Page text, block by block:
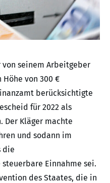
von seinem Arbeitgeber
von 300 €
berücksichtigte
für 2022 als
Kläger machte
und sodann im
die
Einnahme sei.
des Staates, die in